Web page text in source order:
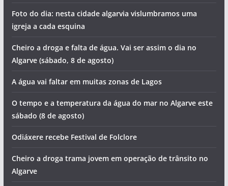
Foto do dia: nesta cidade algarvia vislumbramos uma
igreja a cada esquina
Cheiro a droga e falta de água. Vai ser assim o dia no
Algarve (sábado, 8 de agosto)
A água vai faltar em muitas zonas de Lagos
O tempo e a temperatura da água do mar no Algarve este
sábado (8 de agosto)
Odiáxere recebe Festival de Folclore
Cheiro a droga trama jovem em operação de trânsito no
Algarve